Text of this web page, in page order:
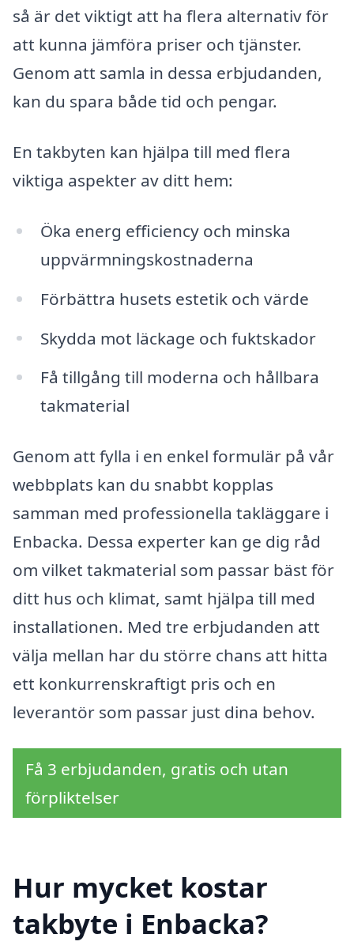
så är det viktigt att ha flera alternativ för
att kunna jämföra priser och tjänster.
Genom att samla in dessa erbjudanden,
kan du spara både tid och pengar.
En takbyten kan hjälpa till med flera
viktiga aspekter av ditt hem:
Öka energ efficiency och minska
uppvärmningskostnaderna
Förbättra husets estetik och värde
Skydda mot läckage och fuktskador
Få tillgång till moderna och hållbara
takmaterial
Genom att fylla i en enkel formulär på vår
webbplats kan du snabbt kopplas
samman med professionella takläggare i
Enbacka. Dessa experter kan ge dig råd
om vilket takmaterial som passar bäst för
ditt hus och klimat, samt hjälpa till med
installationen. Med tre erbjudanden att
välja mellan har du större chans att hitta
ett konkurrenskraftigt pris och en
leverantör som passar just dina behov.
Få 3 erbjudanden, gratis och utan
förpliktelser
Hur mycket kostar
takbyte i Enbacka?